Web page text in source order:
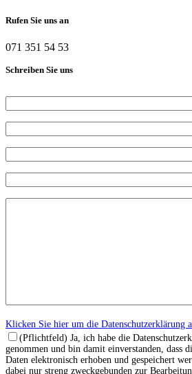
Rufen Sie uns an
071 351 54 53
Schreiben Sie uns
Klicken Sie hier um die Datenschutzerklärung
(Pflichtfeld) Ja, ich habe die
genommen und bin damit einverstanden, dass
Daten elektronisch erhoben und gespeichert
dabei nur streng zweckgebunden zur